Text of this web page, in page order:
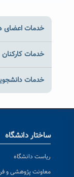
خدمات اعضای
خدمات کارکنان
خدمات
ساختار دانشگاه
ریاست دانشگاه
معاونت پژوهشی و